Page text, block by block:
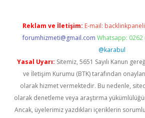
Reklam ve İletişim: E-mail:
forumhizmeti@gmail.com Whatsapp: 0262
@karabul
Yasal Uyarı: Sitemiz, 5651 Sayılı Kanun
ve İletişim Kurumu (BTK) tarafından
olarak hizmet vermektedir. Bu nedenle,
olarak denetleme veya araştırma
Ancak, üyelerimiz yazdıkları içeriklerin